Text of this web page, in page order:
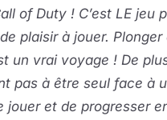
of Duty ! C’est LE jeu
plaisir à jouer.
un vrai voyage ! De
pas à être seul face à
et de progresser